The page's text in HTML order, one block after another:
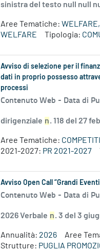
sinistra del testo null null
Aree Tematiche:
WELFARE
Tipologia:
Avviso di selezione per il
dati in proprio possesso
processi
Contenuto Web - Data di
dirigenziale n. 118 del 27
Aree Tematiche:
2021-2027: PR 2021-2027
Avviso Open Call “Grandi
Contenuto Web - Data di
2026 Verbale n. 3 del 3
Annualità: 2026 Aree
Strutture: PUGLIA